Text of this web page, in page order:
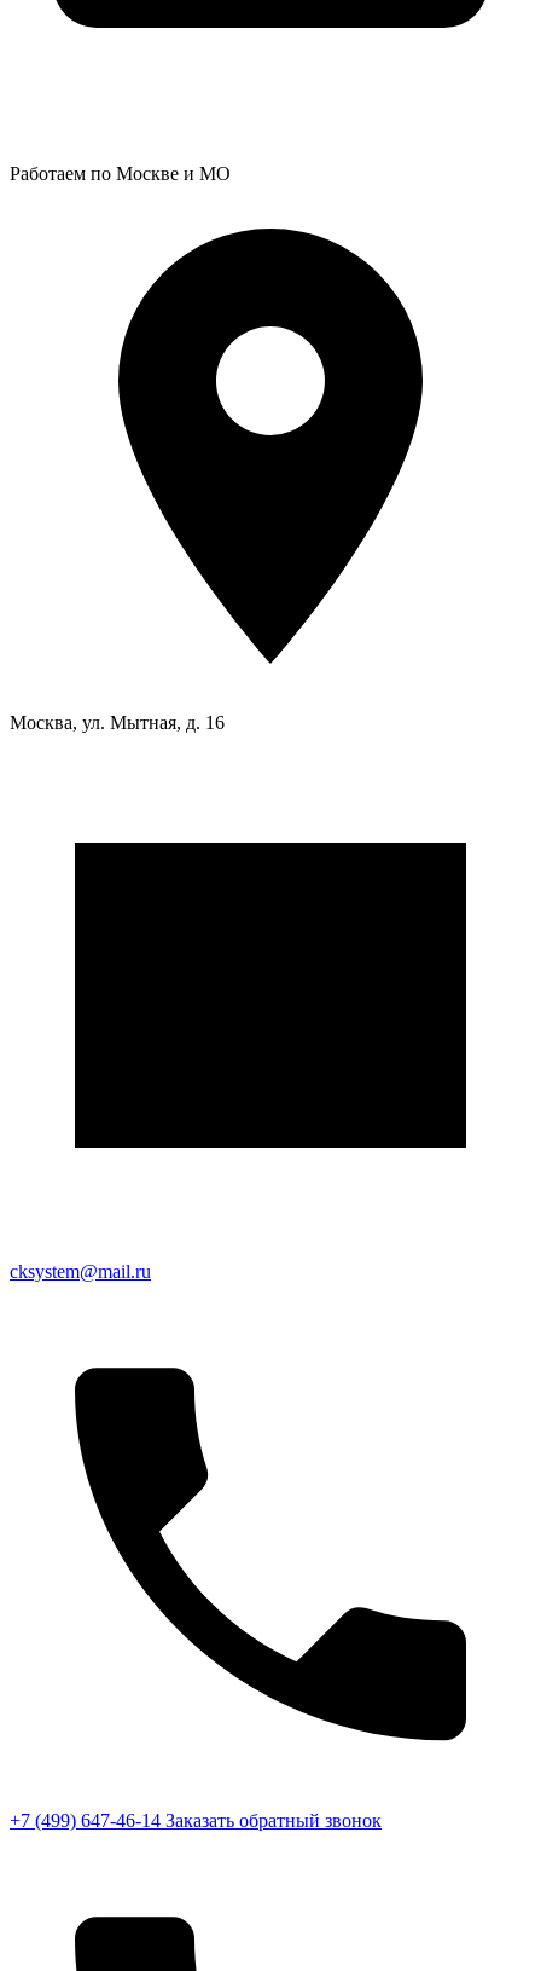
Работаем по Москве и МО
Москва, ул. Мытная, д. 16
cksystem@mail.ru
+7 (499) 647-46-14 Заказать обратный звонок